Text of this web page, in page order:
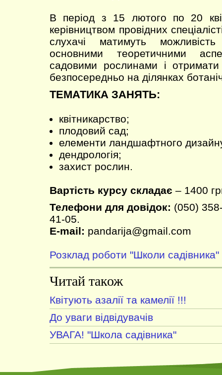
В період з 15 лютого по 20
керівництвом провідних
слухачі матимуть
основними теоретичними
садовими рослинами і отримати
безпосередньо на ділянках
ТЕМАТИКА ЗАНЯТЬ:
квітникарство;
плодовий сад;
елементи ландшафтного
дендрологія;
захист рослин.
Вартість курсу складає – 1400
Телефони для довідок: (050)
41-05.
E-mail: pandarija@gmail.com
Розклад роботи "Школи садівника"
Читай також
Квітують азалії та камелії !!!
До уваги відвідувачів
УВАГА! "Школа садівника"